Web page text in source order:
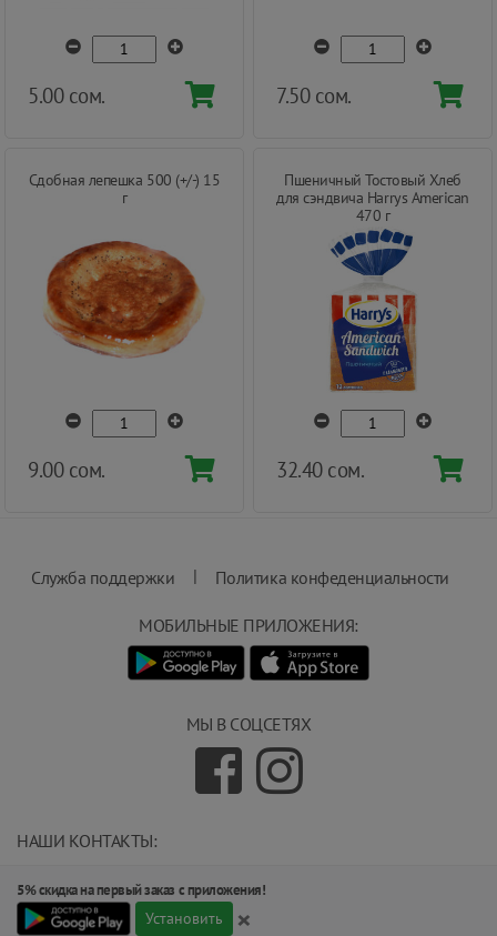
5.00 сом. 7.50 сом.
Сдобная лепешка 500 (+/-) 15
г
9.00 сом.
Пшеничный Тостовый Хлеб
для сэндвича Harrys American
470 г
32.40 сом.
Служба поддержки | Политика конфеденциальности
МЫ В СОЦСЕТЯХ
НАШИ КОНТАКТЫ:
(+992) 551 555 551
734000, г.Душанбе, ул.Карамова 205.
МОБИЛЬНЫЕ ПРИЛОЖЕНИЯ:
5% скидка на первый заказ с приложения!
Установить ×